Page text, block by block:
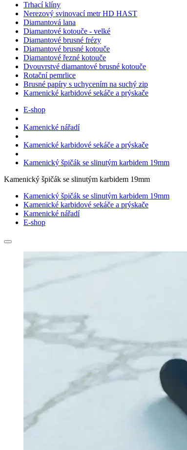
Trhací klíny
Nerezový svinovací metr HD HAST
Diamantová lana
Diamantové kotouče - velké
Diamantové brusné frézy
Diamantové brusné kotouče
Diamantové řezné kotouče
Dvouvrstvé diamantové brusné kotouče
Rotační pemrlice
Brusné papíry s uchycením na suchý zip
Kamenické karbidové sekáče a prýskače
E-shop
Kamenické nářadí
Kamenické karbidové sekáče a prýskače
Kamenický špičák se slinutým karbidem 19mm
Kamenický špičák se slinutým karbidem 19mm
Kamenický špičák se slinutým karbidem 19mm
Kamenické karbidové sekáče a prýskače
Kamenické nářadí
E-shop